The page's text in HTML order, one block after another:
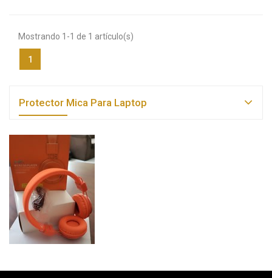
Mostrando 1-1 de 1 artículo(s)
1
Protector Mica Para Laptop